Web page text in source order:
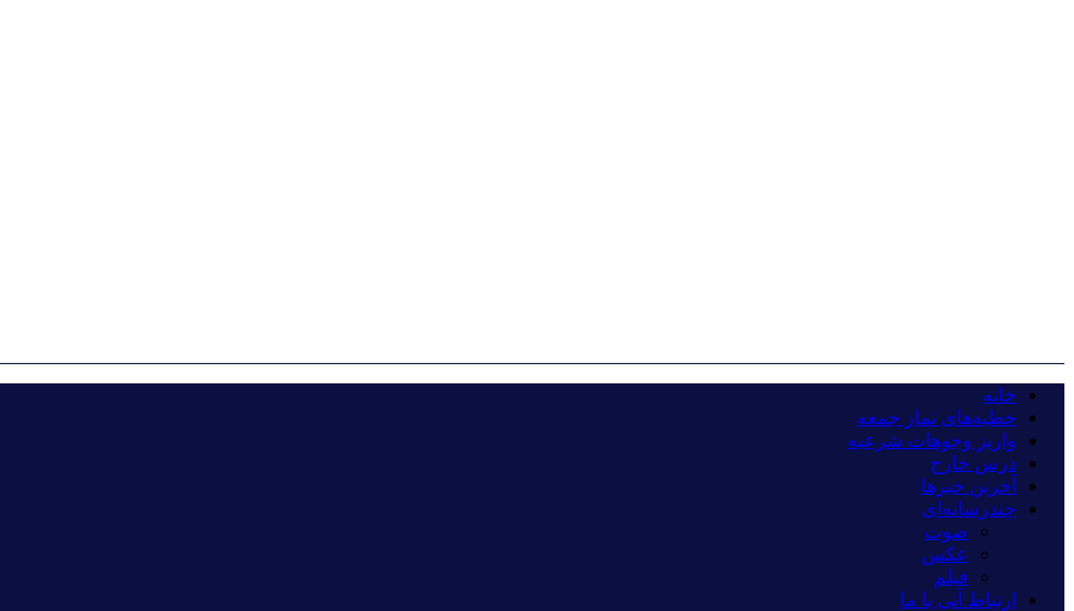
خانه
خطبه‌های نماز جمعه
واریز وجوهات شرعیه
درس خارج
آخرین خبرها
چندرسانه‌ای
صوت
عکس
فیلم
ارتباط آنی با ما